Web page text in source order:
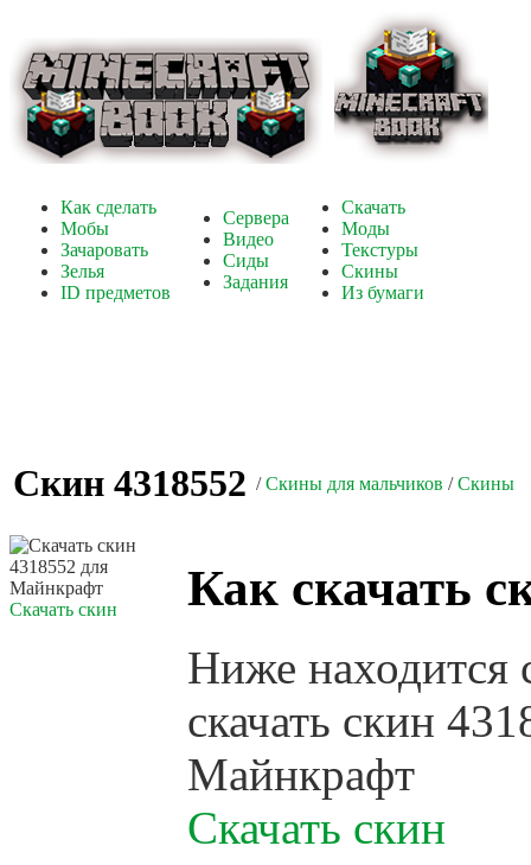
Как сделать
Мобы
Зачаровать
Зелья
ID предметов
Сервера
Видео
Сиды
Задания
Скачать
Моды
Текстуры
Скины
Из бумаги
Скин 4318552 /Скины для мальчиков /Скины
Скачать скин Как скачать
Ниже находится
скачать скин
Майнкрафт
Скачать скин